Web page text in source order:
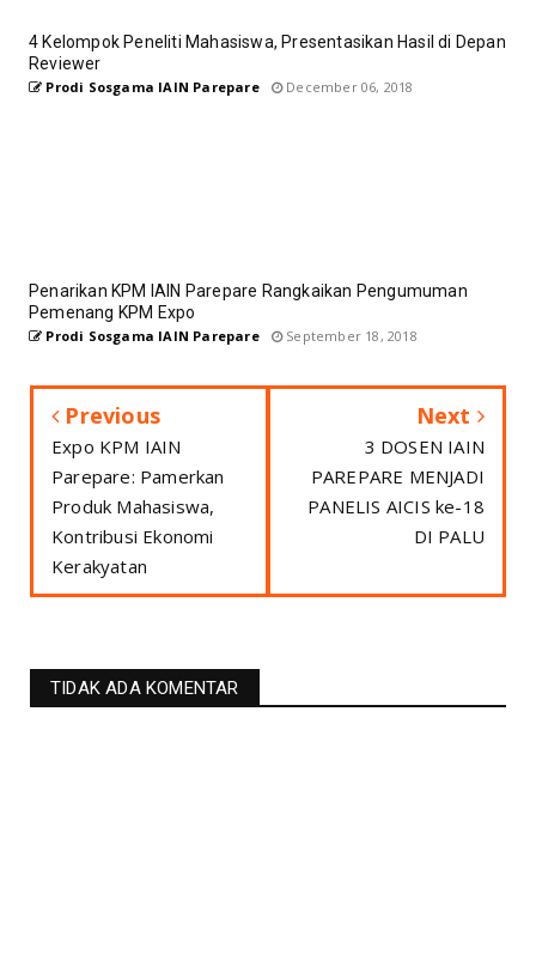
4 Kelompok Peneliti Mahasiswa, Presentasikan Hasil di Depan
Reviewer
Prodi Sosgama IAIN Parepare December 06, 2018
Penarikan KPM IAIN Parepare Rangkaikan Pengumuman
Pemenang KPM Expo
Prodi Sosgama IAIN Parepare September 18, 2018
Previous
Expo KPM IAIN
Parepare: Pamerkan
Produk Mahasiswa,
Kontribusi Ekonomi
Kerakyatan
Next
3 DOSEN IAIN
PAREPARE MENJADI
PANELIS AICIS ke-18
DI PALU
TIDAK ADA KOMENTAR